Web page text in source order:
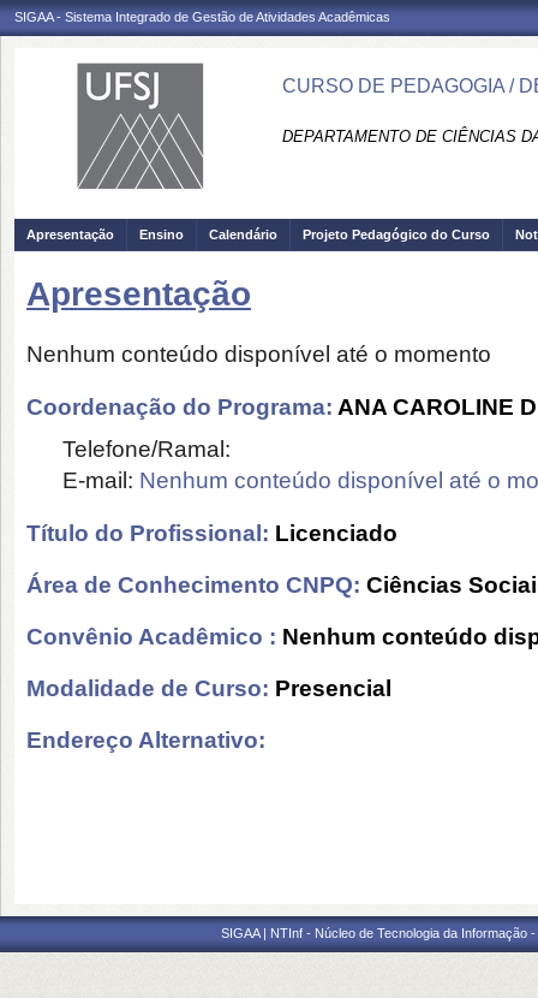
SIGAA - Sistema Integrado de Gestão de Atividades Acadêmicas
CURSO DE PEDAGOGIA /
DEPARTAMENTO DE CIÊNCIAS
Apresentação Ensino Calendário Projeto Pedagógico do Curso
Apresentação
Nenhum conteúdo disponível até o momento
Coordenação do Programa: ANA CAROLINE
Telefone/Ramal:
E-mail: Nenhum conteúdo disponível até o
Título do Profissional: Licenciado
Área de Conhecimento CNPQ: Ciências
Convênio Acadêmico : Nenhum conteúdo
Modalidade de Curso: Presencial
Endereço Alternativo:
SIGAA | NTInf - Núcleo de Tecnologia da